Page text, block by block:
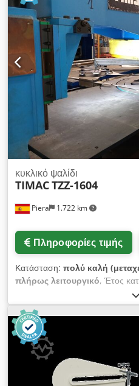
Piera 1.722 km
κυκλικό ψαλίδι
TIMACTZZ-1604
Πληροφορίες τιμής
Κατάσταση: πολύ καλή
πλήρως λειτουργικό, Έτος
1604 circular disc cutter with
stacker. Year 2018
Automatic circular cutter for
strip, equipped with a
that enables continuous
Especially suited for the
circular parts, and blanks for
processes. Main features: •